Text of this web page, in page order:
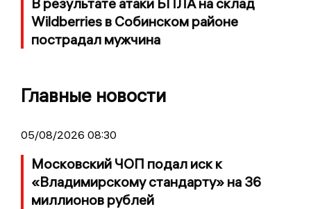
Wildberries в Собинском районе
пострадал мужчина
Главные новости
05/08/2026 08:30
Московский ЧОП подал иск к
«Владимирскому стандарту» на 36
миллионов рублей